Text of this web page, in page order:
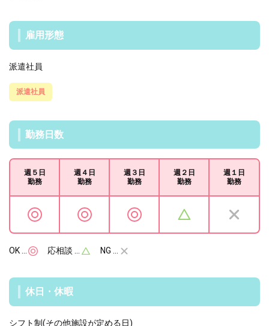
雇用形態
派遣社員
派遣社員
勤務日数
週５日
勤務
週４日
勤務
週３日
勤務
週２日
勤務
週１日
勤務
OK … 応相談 … NG …
休日・休暇
シフト制(その他施設が定める日)